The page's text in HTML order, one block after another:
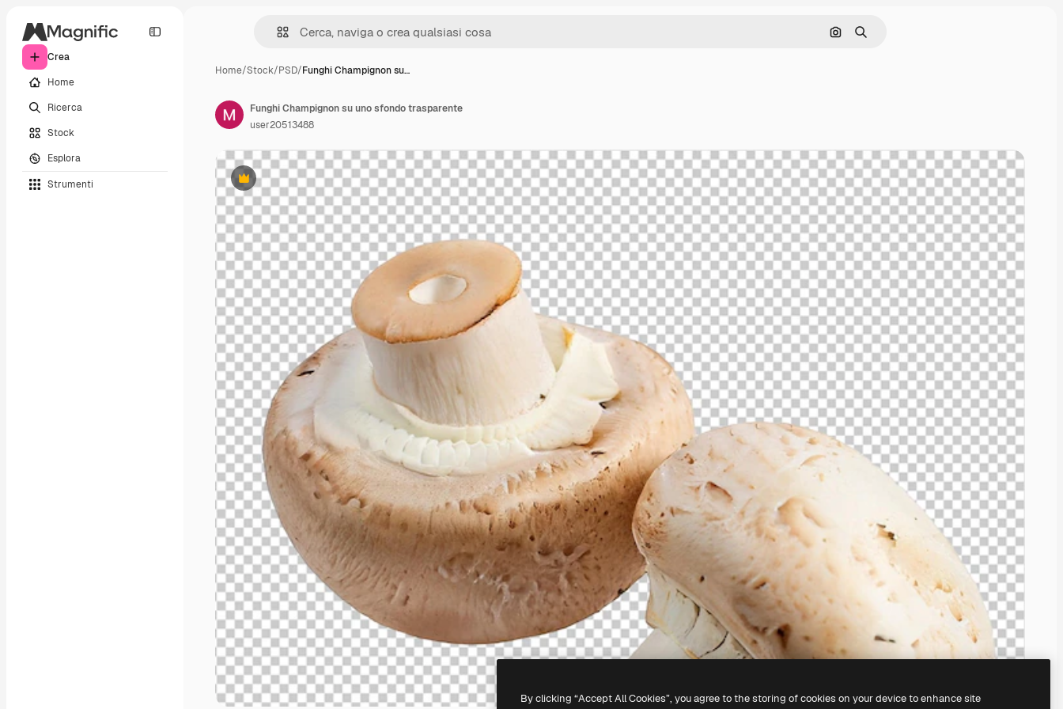
Crea
Home
Ricerca
Stock
Esplora
Strumenti
Cerca per immagine
Ricerca
Home/Stock/PSD/Funghi Champignon su…
Premium
Funghi Champignon su uno sfondo trasparente
user20513488
By clicking “Accept All Cookies”, you agree to the storing of cookies on your device to enhance site